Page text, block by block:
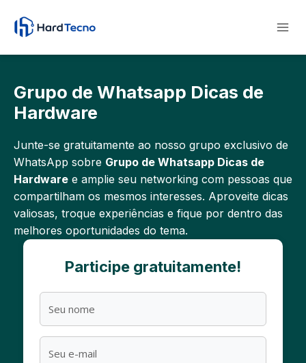
para
Conteúdo
Grupo de Whatsapp Dicas de
Hardware
Junte-se gratuitamente ao nosso grupo exclusivo de
WhatsApp sobre Grupo de Whatsapp Dicas de
Hardware e amplie seu networking com pessoas que
compartilham os mesmos interesses. Aproveite dicas
valiosas, troque experiências e fique por dentro das
melhores oportunidades do tema.
Participe gratuitamente!